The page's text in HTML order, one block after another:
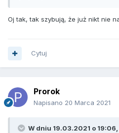
Oj tak, tak szybują, że już nikt nie
Cytuj
Prorok
Napisano 20 Marca 2021
W dniu 19.03.2021 o 19:06,